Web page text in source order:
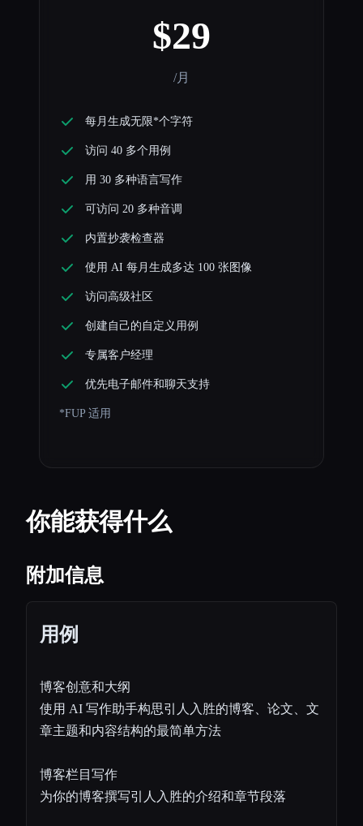
$29
/月
每月生成无限*个字符
访问 40 多个用例
用 30 多种语言写作
可访问 20 多种音调
内置抄袭检查器
使用 AI 每月生成多达 100 张图像
访问高级社区
创建自己的自定义用例
专属客户经理
优先电子邮件和聊天支持
*FUP 适用
你能获得什么
附加信息
用例
博客创意和大纲
使用 AI 写作助手构思引人入胜的博客、论文、文
章主题和内容结构的最简单方法
博客栏目写作
为你的博客撰写引人入胜的介绍和章节段落